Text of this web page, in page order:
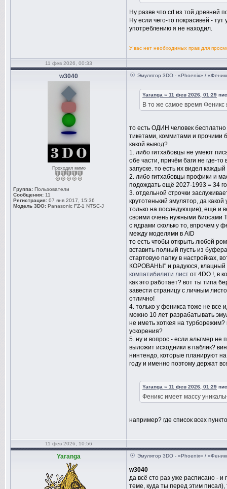
Ну разве что crt из той древней
Ну если чего-то покрасивей -
употреблению я не находил.
У вас нет необходимых прав для
11 фев 2026, 00:33
w3040
Проходил мимо
Группа: Пользователи
Сообщения: 11
Регистрация: 07 янв 2017, 15:36
Модель 3DO: Panasonic FZ-1 NTSC-J
Эмулятор 3DO - «Phoenix» /
Yaranga » 11 фев 2026, 01:29
В то же самое время
то есть ОДИН человек
тикетами, коммитами и прочими
какой вывод?
1. либо гитхабовцы не умеют
обе части, причём баги не где-
запуске. то есть их видел
2. либо гитхабовцы профики и
подождать ещё 2027-1993 = 34
3. отдельной строчки
крутотенький эмулятор, да
только на последующие), ещё и
своими очень нужными биосами
с ядрами сколько то, впрочем у
между моделями в AiD
то есть чтобы открыть любой
вставить полный пусть из
стартовую папку в настройках,
КОРОВАНЫ" и радуюся, клацный
компатибилити лист от 4DO !, в
как это работает? вот ты типа
завести страницу с личным
отлично!
4. только у феникса тоже не все
можно 10 лет разрабатывать
не иметь хоткея на турборежим?
ускорения?
5. ну и вопрос - если альтмер не
выложит исходники в паблик?
нинтендо, которые планируют
году и именно поэтому держат
Yaranga » 11 фев 2026, 01:29
Феникс имеет массу
например? где список всех
11 фев 2026, 10:56
Yaranga Эмулятор 3DO - «Phoenix» /
w3040
да всё сто раз уже расписано - и
теме, куда ты перед этим